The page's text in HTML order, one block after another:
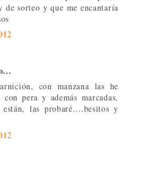
de sorteo y que me encantaría
con manzana las he
pera y además marcadas,
las probaré....besitos y